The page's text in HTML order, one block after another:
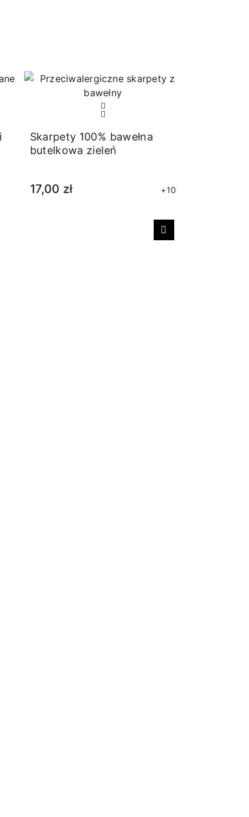
Skarpety 100% bawełna
butelkowa zieleń
17,00 zł +10
Następny